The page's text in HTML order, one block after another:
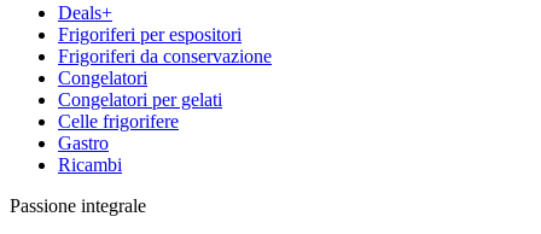
Deals+
Frigoriferi per espositori
Frigoriferi da conservazione
Congelatori
Congelatori per gelati
Celle frigorifere
Gastro
Ricambi
Passione integrale